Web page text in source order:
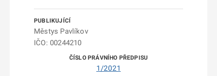
Městys Pavlíkov
IČO: 00244210
1/2021